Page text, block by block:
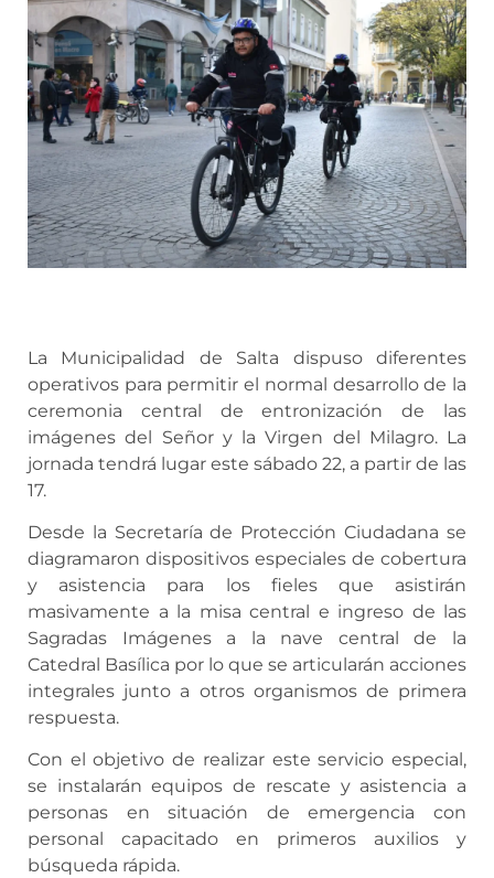
La Municipalidad de Salta dispuso diferentes
operativos para permitir el normal desarrollo de la
ceremonia central de entronización de las
imágenes del Señor y la Virgen del Milagro. La
jornada tendrá lugar este sábado 22, a partir de las
17.
Desde la Secretaría de Protección Ciudadana se
diagramaron dispositivos especiales de cobertura
y asistencia para los fieles que asistirán
masivamente a la misa central e ingreso de las
Sagradas Imágenes a la nave central de la
Catedral Basílica por lo que se articularán acciones
integrales junto a otros organismos de primera
respuesta.
Con el objetivo de realizar este servicio especial,
se instalarán equipos de rescate y asistencia a
personas en situación de emergencia con
personal capacitado en primeros auxilios y
búsqueda rápida.